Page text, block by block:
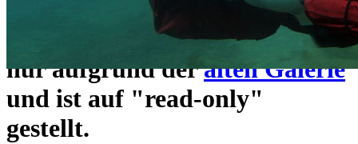
Das alte Forum hier existiert
nur aufgrund deralten Galerie
und ist auf "read-only"
gestellt.